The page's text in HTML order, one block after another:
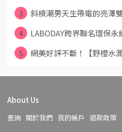
3
斜槓潮男天生帶電的亮澤
4
LABODAY跨界聯名環保永
5
網美好評不斷！【野櫻水
About Us
查詢 關於我們 我的帳戶 退款政策